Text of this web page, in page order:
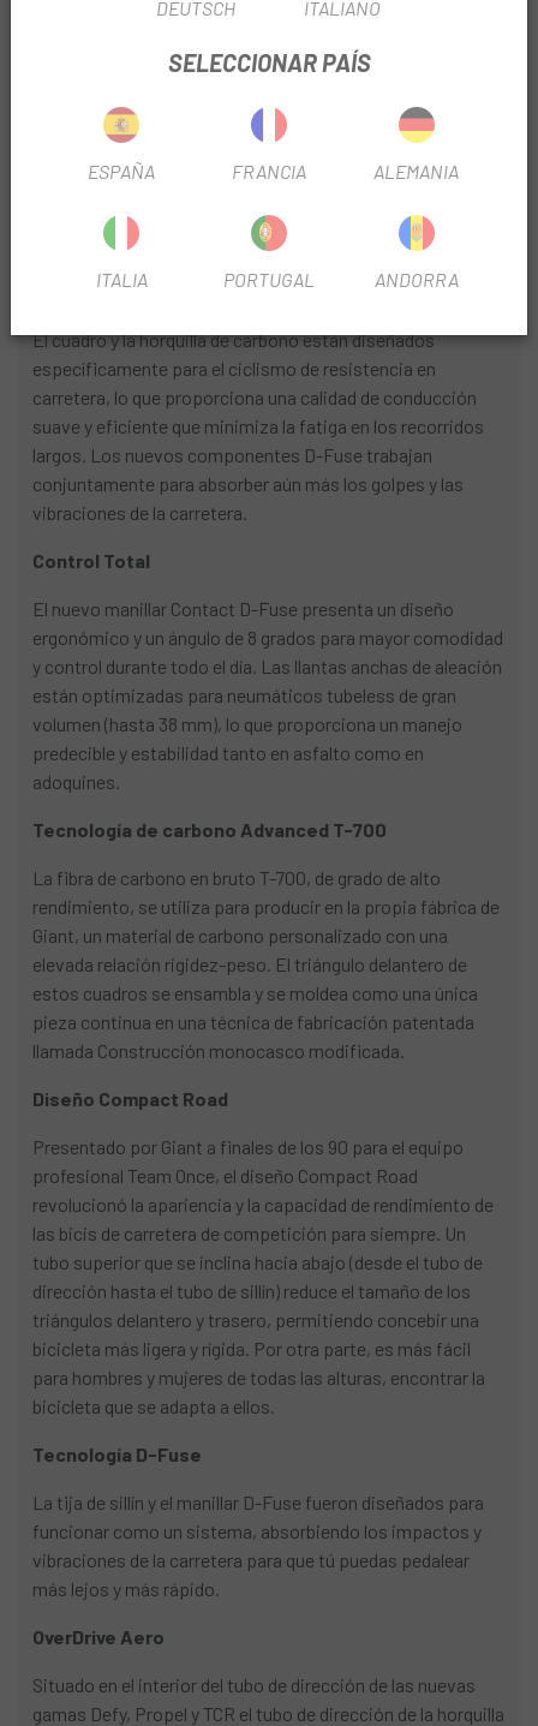
INFORMACIÓN DEL PRODUCTO
Funcionalidad Simple
Sin componentes innecesarios, el cuadro es uno de los
más ligeros de su categoría. Con un equilibrio perfecto
entre reactividad de alto rendimiento y comodidad durante
todo el día, ofrece una experiencia «menos es más» para el
ciclismo de resistencia moderno.
Engineered compliance
El cuadro y la horquilla de carbono están diseñados
específicamente para el ciclismo de resistencia en
carretera, lo que proporciona una calidad de conducción
suave y eficiente que minimiza la fatiga en los recorridos
largos. Los nuevos componentes D-Fuse trabajan
conjuntamente para absorber aún más los golpes y las
vibraciones de la carretera.
Control Total
El nuevo manillar Contact D-Fuse presenta un diseño
ergonómico y un ángulo de 8 grados para mayor comodidad
y control durante todo el día. Las llantas anchas de aleación
están optimizadas para neumáticos tubeless de gran
volumen (hasta 38 mm), lo que proporciona un manejo
predecible y estabilidad tanto en asfalto como en
adoquines.
Tecnología de carbono Advanced T-700
La fibra de carbono en bruto T-700, de grado de alto
rendimiento, se utiliza para producir en la propia fábrica de
Giant, un material de carbono personalizado con una
elevada relación rigidez-peso. El triángulo delantero de
estos cuadros se ensambla y se moldea como una única
pieza continua en una técnica de fabricación patentada
llamada Construcción monocasco modificada.
Diseño Compact Road
Presentado por Giant a finales de los 90 para el equipo
profesional Team Once, el diseño Compact Road
revolucionó la apariencia y la capacidad de rendimiento de
las bicis de carretera de competición para siempre. Un
tubo superior que se inclina hacia abajo (desde el tubo de
dirección hasta el tubo de sillín) reduce el tamaño de los
triángulos delantero y trasero, permitiendo concebir una
bicicleta más ligera y rígida. Por otra parte, es más fácil
para hombres y mujeres de todas las alturas, encontrar la
bicicleta que se adapta a ellos.
Tecnología D-Fuse
La tija de sillín y el manillar D-Fuse fueron diseñados para
funcionar como un sistema, absorbiendo los impactos y
vibraciones de la carretera para que tú puedas pedalear
más lejos y más rápido.
OverDrive Aero
Situado en el interior del tubo de dirección de las nuevas
gamas Defy, Propel y TCR el tubo de dirección de la horquilla
DEUTSCH ITALIANO
SELECCIONAR PAÍS
ESPAÑA FRANCIA ALEMANIA
ITALIA PORTUGAL ANDORRA